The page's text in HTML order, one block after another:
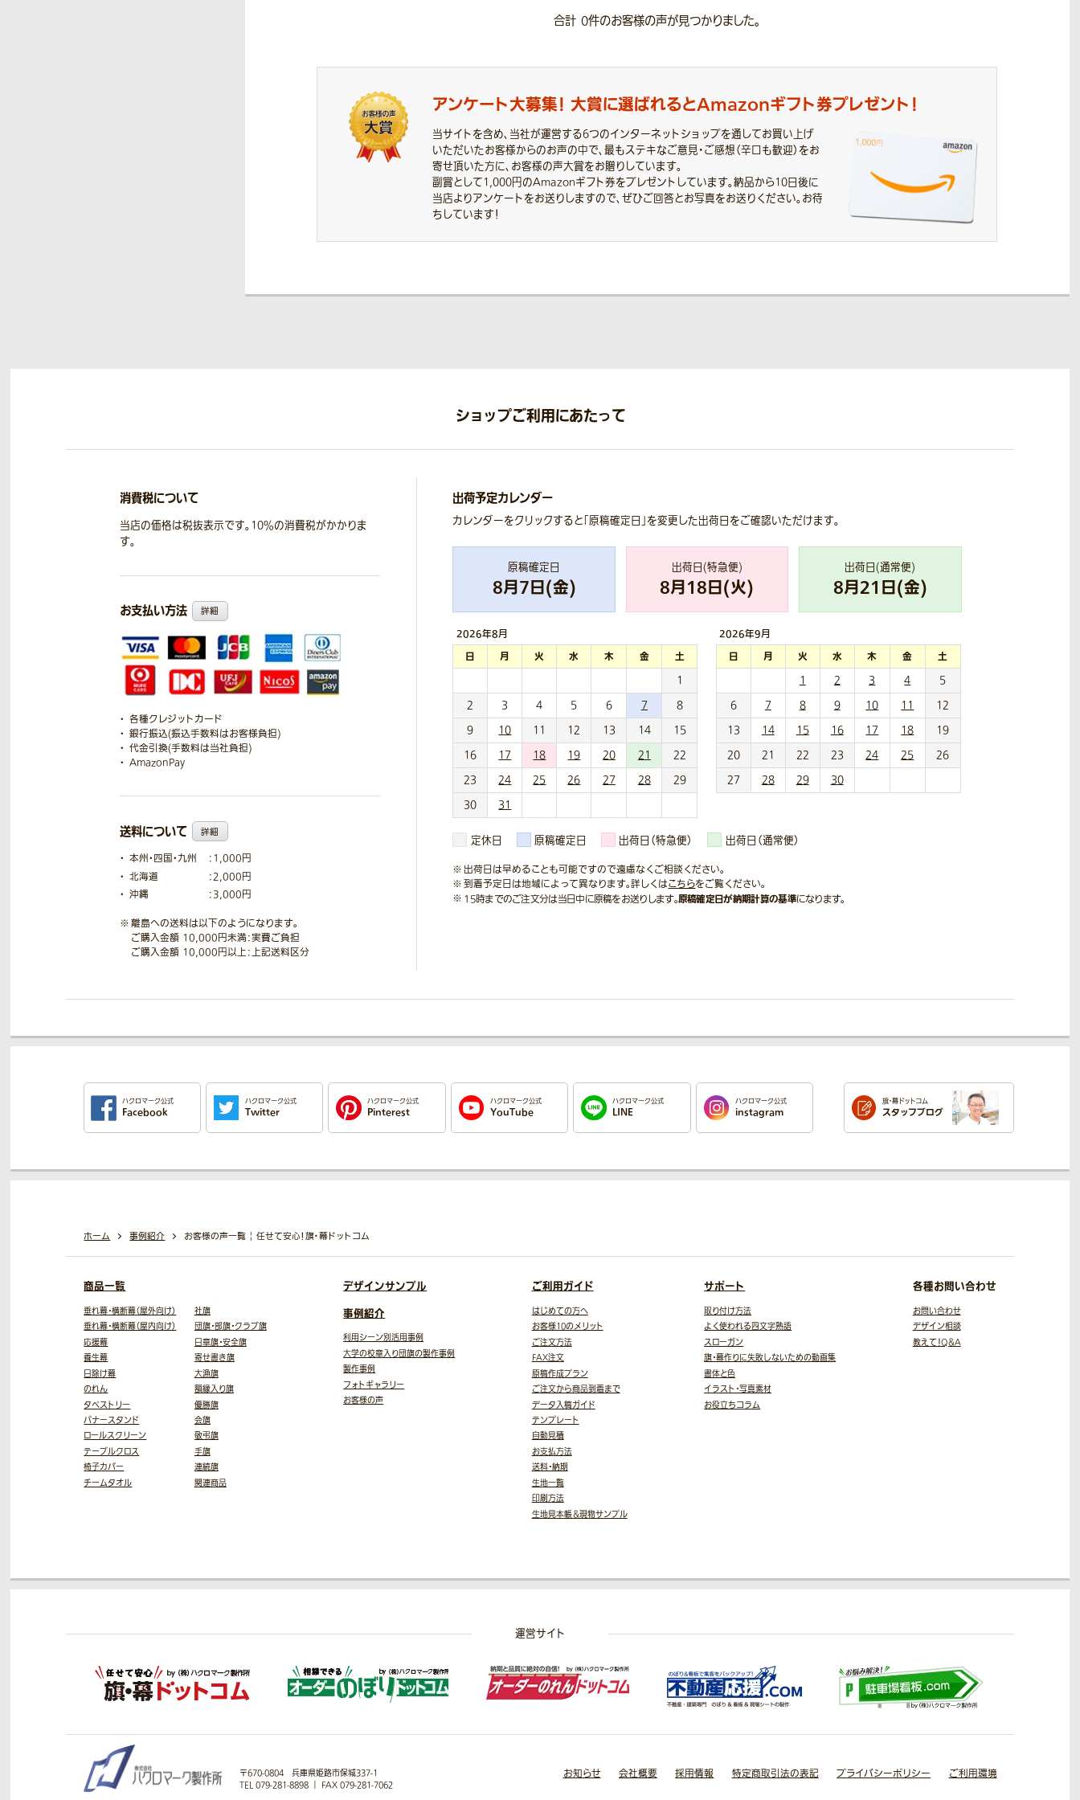
合計 0件のお客様の声が見つかりました。
アンケート大募集！ 大賞に選ばれるとAmazonギフト券プレゼント！
当サイトを含め、当社が運営する6つのインターネットショップを通してお買い上げ
いただいたお客様からのお声の中で、最もステキなご意見・ご感想（辛口も歓迎）をお
寄せ頂いた方に、お客様の声大賞をお贈りしています。
副賞として1,000円のAmazonギフト券をプレゼントしています。納品から10日後に
当店よりアンケートをお送りしますので、ぜひご回答とお写真をお送りください。お待
ちしています！
ショップご利用にあたって
消費税について
当店の価格は税抜表示です。10％の消費税がかかりま
す。
お支払い方法 詳細
各種クレジットカード
銀行振込(振込手数料はお客様負担)
代金引換(手数料は当社負担)
AmazonPay
送料について 詳細
本州・四国・九州
：1,000円
北海道
：2,000円
沖縄
：3,000円
離島への送料は以下のようになります。
ご購入金額 10,000円未満：実費ご負担
ご購入金額 10,000円以上：上記送料区分
出荷予定カレンダー
カレンダーをクリックすると「原稿確定日」を変更した出荷日をご確認いただけます。
原稿確定日
8月7日(金)
出荷日(特急便)
8月18日(火)
出荷日(通常便)
8月21 日(金)
2026年8月
日 月 火 水 木 金
土
1
2
3 4 5 6 7
8
9
10 11 12 13 14
15
16
17 18 19 20 21
22
23
24 25 26 27 28
29
30
31
2026年9月
日 月 火 水 木 金
土
1
2 3 4
5
6
7 8 9 10 11
12
13
14 15 16 17 18
19
20
21 22 23 24 25
26
27
28 29 30
定休日 原稿確定日 出荷日（特急便） 出荷日（通常便）
出荷日は早めることも可能ですので遠慮なくご相談ください。
到着予定日は地域によって異なります。詳しくはこちらをご覧ください。
15時までのご注文分は当日中に原稿をお送りします。原稿確定日が納期計算の基準になります。
ハクロマーク公式
Facebook
ハクロマーク公式
Twitter
ハクロマーク公式
Pinterest
ハクロマーク公式
YouTube
ハクロマーク公式
LINE
ハクロマーク公式
instagram
旗・幕ドットコム
スタッフブログ
ホーム 事例紹介 お客様の声一覧 | 任せて安心！旗・幕ドットコム
商品一覧
垂れ幕・横断幕（屋外向け）
垂れ幕・横断幕（屋内向け）
応援幕
養生幕
日除け幕
のれん
タペストリー
バナースタンド
ロールスクリーン
テーブルクロス
椅子カバー
チームタオル
社旗
団旗・部旗・クラブ旗
日章旗・安全旗
寄せ書き旗
大漁旗
額縁入り旗
優勝旗
会旗
敬弔旗
手旗
連続旗
関連商品
デザインサンプル
事例紹介
利用シーン別活用事例
大学の校章入り団旗の製作事例
製作事例
フォトギャラリー
お客様の声
ご利用ガイド
はじめての方へ
お客様10のメリット
ご注文方法
FAX注文
原稿作成プラン
ご注文から商品到着まで
データ入稿ガイド
テンプレート
自動見積
お支払方法
送料・納期
生地一覧
印刷方法
生地見本帳＆現物サンプル
サポート
取り付け方法
よく使われる四文字熟語
スローガン
旗・幕作りに失敗しないための動画集
書体と色
イラスト・写真素材
お役立ちコラム
各種お問い合わせ
お問い合わせ
デザイン相談
教えて！Q＆A
運営サイト
〒670-0804 兵庫県姫路市保城337-1
TEL 079-281-8898
FAX 079-281-7062
お知らせ 会社概要 採用情報 特定商取引法の表記 プライバシーポリシー ご利用環境